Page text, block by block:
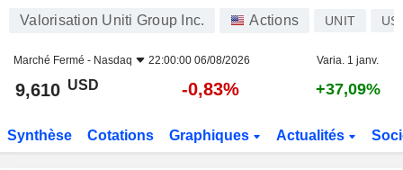
Valorisation Uniti Group Inc. Actions UNIT
Marché Fermé - Nasdaq 22:00:00 06/08/2026 Varia. 1 janv.
9,610 USD -0,83% +37,09%
Synthèse Cotations Graphiques Actualités